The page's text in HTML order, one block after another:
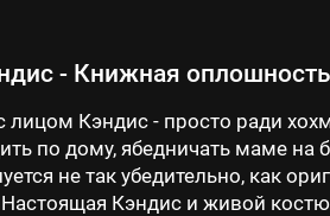
- Книжная оплошность
Кэндис - просто ради
по дому, ябедничать маме
не так убедительно, как
Кэндис и живой